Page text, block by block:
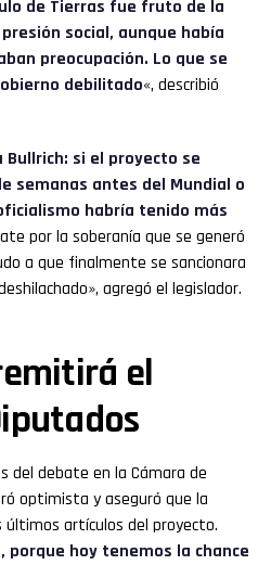
de Tierras fue fruto de la
social, aunque había
preocupación. Lo que se
debilitado«, describió
si el proyecto se
semanas antes del Mundial o
habría tenido más
por la soberanía que se generó
a que finalmente se sancionara
agregó el legislador.
el
del debate en la Cámara de
optimista y aseguró que la
últimos artículos del proyecto.
hoy tenemos la chance